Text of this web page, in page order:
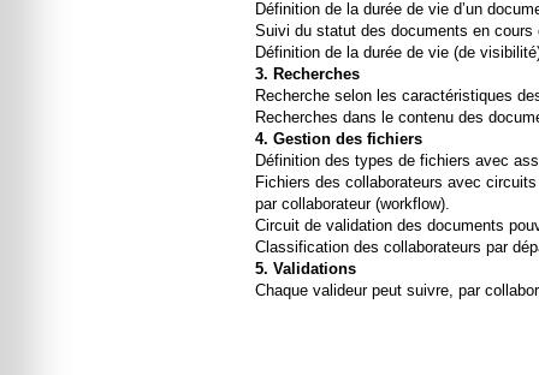
Définition de la durée de vie d’un
Suivi du statut des documents en cours
Définition de la durée de vie (de
3. Recherches
Recherche selon les caractéristiques
Recherches dans le contenu des
4. Gestion des fichiers
Définition des types de fichiers avec
Fichiers des collaborateurs avec
par collaborateur (workflow).
Circuit de validation des documents
Classification des collaborateurs par
5. Validations
Chaque valideur peut suivre, par